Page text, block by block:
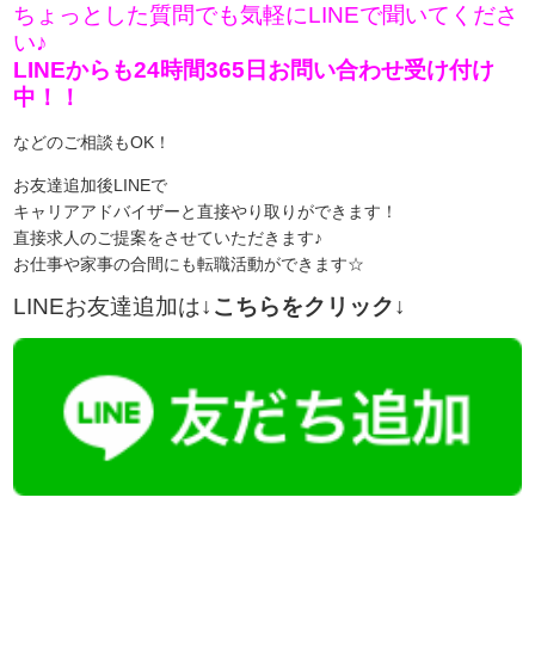
ちょっとした質問でも気軽にLINEで聞いてくださ
い♪
LINEからも24時間365日お問い合わせ受け付け
中！！
などのご相談もOK！
お友達追加後LINEで
キャリアアドバイザーと直接やり取りができます！
直接求人のご提案をさせていただきます♪
お仕事や家事の合間にも転職活動ができます☆
LINEお友達追加は↓こちらをクリック↓